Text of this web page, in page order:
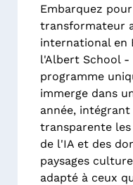
Embarquez
transformateur
international en
l'Albert School -
programme
immerge dans
année,
transparente les
de l'IA et des
paysages
adapté à ceux